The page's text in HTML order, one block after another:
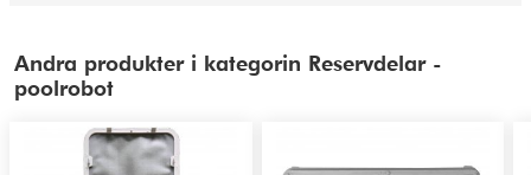
Andra produkter i kategorin Reservdelar -
poolrobot